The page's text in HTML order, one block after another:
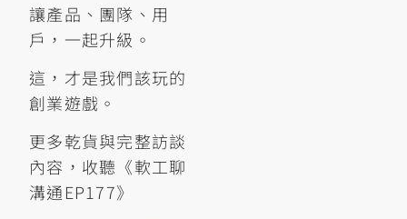
讓產品、團隊、用
戶，一起升級。
這，才是我們該玩的
創業遊戲。
更多乾貨與完整訪談
內容，收聽《軟工聊
溝通EP177》